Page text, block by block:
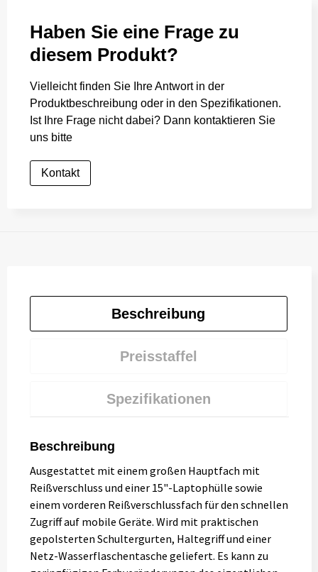
Haben Sie eine Frage zu
diesem Produkt?
Vielleicht finden Sie Ihre Antwort in der
Produktbeschreibung oder in den Spezifikationen.
Ist Ihre Frage nicht dabei? Dann kontaktieren Sie
uns bitte
Kontakt
Beschreibung
Preisstaffel
Spezifikationen
Beschreibung
Ausgestattet mit einem großen Hauptfach mit
Reißverschluss und einer 15"-Laptophülle sowie
einem vorderen Reißverschlussfach für den schnellen
Zugriff auf mobile Geräte. Wird mit praktischen
gepolsterten Schultergurten, Haltegriff und einer
Netz-Wasserflaschentasche geliefert. Es kann zu